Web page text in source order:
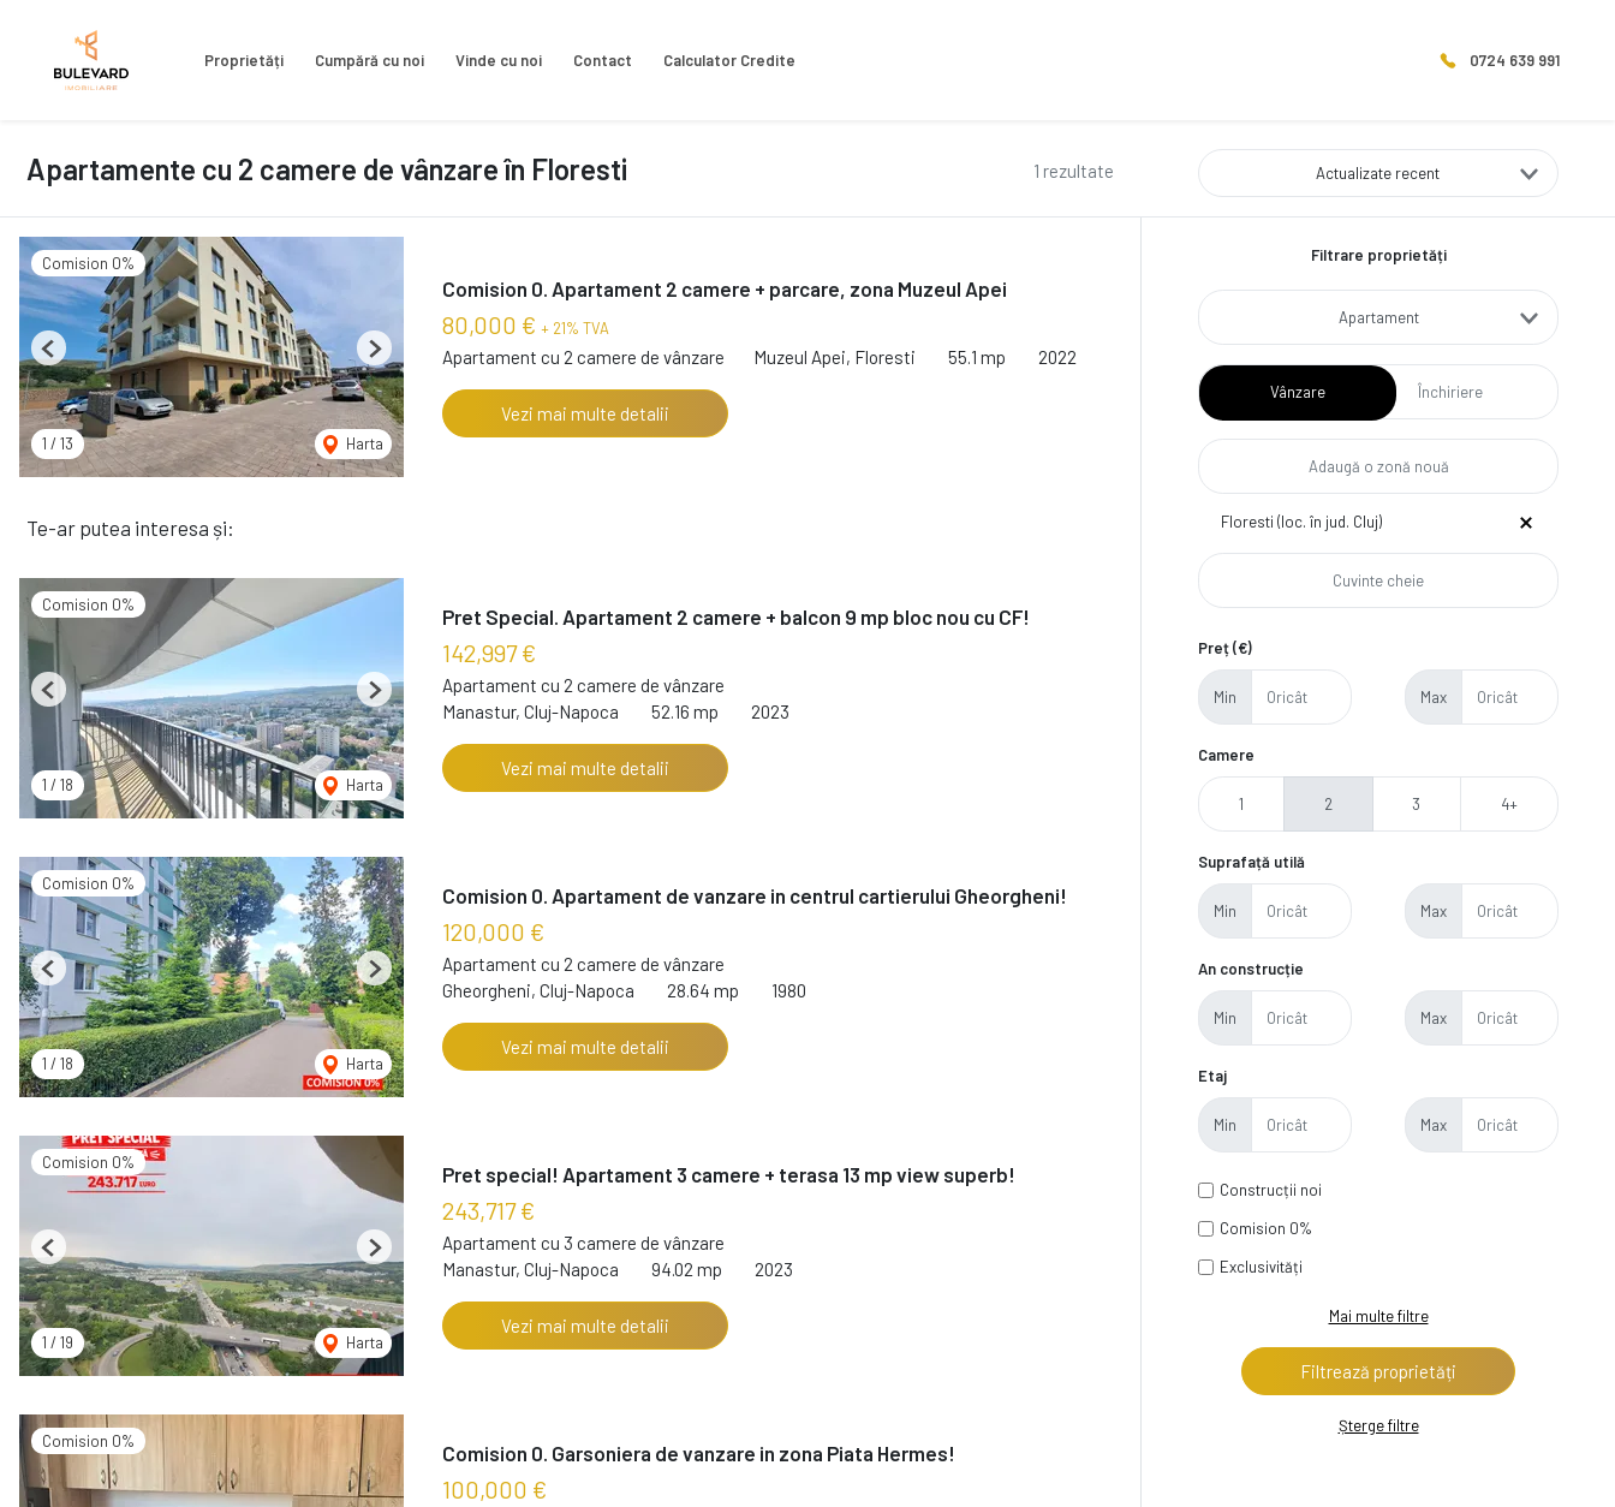
Proprietăți Cumpără cu noi Vinde cu noi Contact Calculator Credite 0724 639 991
1 rezultate
Apartamente cu 2 camere de vânzare în Floresti Actualizate recent
Comision 0%
1 / 13 Harta
Previous Next
Comision 0. Apartament 2 camere + parcare, zona Muzeul Apei
80,000 € + 21% TVA
Apartament cu 2 camere de vânzare Muzeul Apei, Floresti 55.1 mp 2022
Vezi mai multe detalii
Te-ar putea interesa și:
Comision 0%
1 / 18 Harta
Previous Next
Pret Special. Apartament 2 camere + balcon 9 mp bloc nou cu CF!
142,997 €
Apartament cu 2 camere de vânzare
Manastur, Cluj-Napoca
52.16 mp 2023
Vezi mai multe detalii
Comision 0%
1 / 18 Harta
Previous Next
Comision 0. Apartament de vanzare in centrul cartierului Gheorgheni!
120,000 €
Apartament cu 2 camere de vânzare
Gheorgheni, Cluj-Napoca
28.64 mp 1980
Vezi mai multe detalii
Comision 0%
1 / 19 Harta
Previous Next
Pret special! Apartament 3 camere + terasa 13 mp view superb!
243,717 €
Apartament cu 3 camere de vânzare
Manastur, Cluj-Napoca
94.02 mp 2023
Vezi mai multe detalii
Comision 0%
Comision 0. Garsoniera de vanzare in zona Piata Hermes!
100,000 €
Filtrare proprietăți
Apartament
Vânzare Închiriere
Floresti (loc. în jud. Cluj)
Preț (€)
Min Max
Camere
1 2 3 4+
Suprafață utilă
Min Max
An construcție
Min Max
Etaj
Min Max
Construcții noi
Comision 0%
Exclusivități
Mai multe filtre
Șterge filtre